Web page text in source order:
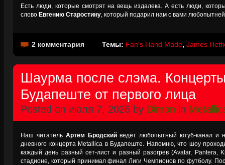
Есть люди, которые смотрят на вещь издалека. А есть люди,
слово Евгению Старостину, который подарил нам с вами
2 комментария Темы: Fan's Hand Made, James
Шаурма после слэма.
Будапеште от первого лица
Posted on июля 7, 2026 by Dimon in
Наш читатель Артём Бродскийведёт любопытный ютуб-канал и
дневного концерта Metallica в Будапеште. Напомню, что шоу
каждый день разный сет-лист и разный разогрев (Avatar, Pantera,
стадионе, который принимал финал Лиги Чемпионов по футболу.